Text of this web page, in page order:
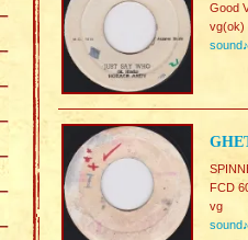
Good
vg(ok)
sound♪
FCD
vg
sound♪